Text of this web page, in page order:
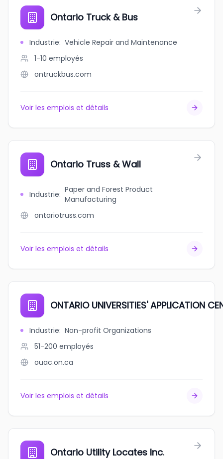
Ontario Truck & Bus
Industrie: Vehicle Repair and Maintenance
1-10 employés
ontruckbus.com
Voir les emplois et détails
Ontario Truss & Wall
Industrie: Paper and Forest Product
Manufacturing
ontariotruss.com
Voir les emplois et détails
ONTARIO UNIVERSITIES' APPLICATION
Industrie: Non-profit Organizations
51-200 employés
ouac.on.ca
Voir les emplois et détails
Ontario Utility Locates Inc.